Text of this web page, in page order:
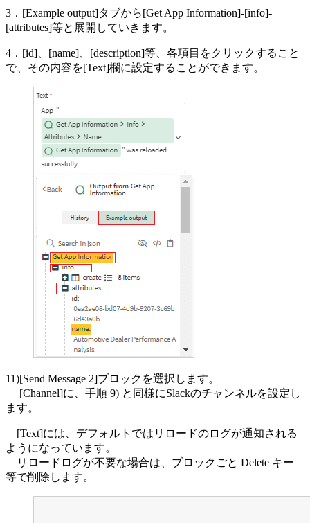
3．[Example output]タブから[Get App Information]-[info]-
[attributes]等と展開していきます。
4．[id]、[name]、[description]等、各項目をクリックすること
で、その内容を[Text]欄に設定することができます。
11)[Send Message 2]ブロックを選択します。
[Channel]に、手順 9) と同様にSlackのチャンネルを設定し
ます。
[Text]には、デフォルトではリロードのログが通知される
ようになっています。
リロードログが不要な場合は、ブロックごと Delete キー
等で削除します。